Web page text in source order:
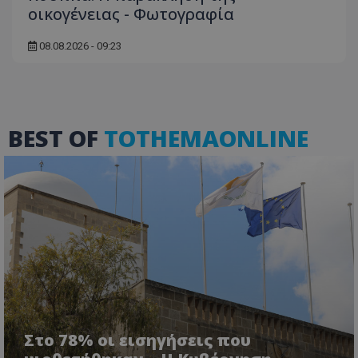
οικογένειας - Φωτογραφία
08.08.2026 - 09:23
BEST OF TOTHEMAONLINE
Στο 78% οι εισηγήσεις που
.youtube.com